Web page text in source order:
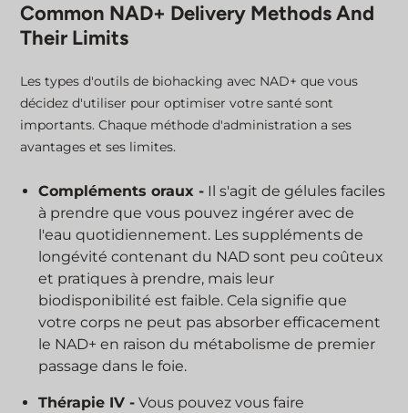
Common NAD+ Delivery Methods And
Their Limits
Les types d'outils de biohacking avec NAD+ que vous
décidez d'utiliser pour optimiser votre santé sont
importants. Chaque méthode d'administration a ses
avantages et ses limites.
Compléments oraux - Il s'agit de gélules faciles
à prendre que vous pouvez ingérer avec de
l'eau quotidiennement. Les suppléments de
longévité contenant du NAD sont peu coûteux
et pratiques à prendre, mais leur
biodisponibilité est faible. Cela signifie que
votre corps ne peut pas absorber efficacement
le NAD+ en raison du métabolisme de premier
passage dans le foie.
Thérapie IV - Vous pouvez vous faire